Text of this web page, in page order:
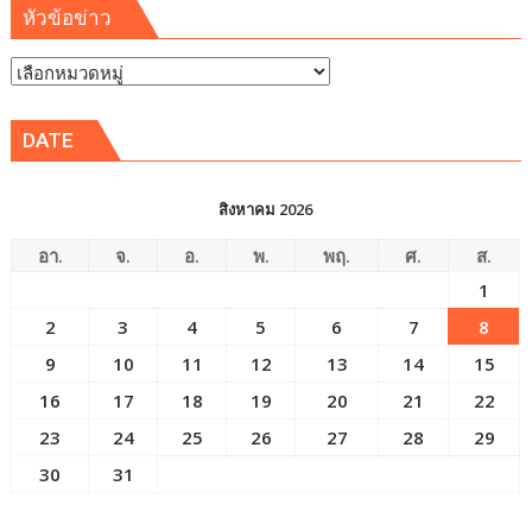
หัวข้อข่าว
หัวข้อ
DATE
สิงหาคม 2026
อา. จ. อ. พ. พฤ. ศ.
ส.
1
2
3 4 5 6 7
8
9
10 11 12 13 14
15
16
17 18 19 20 21
22
23
24 25 26 27 28
29
30
31